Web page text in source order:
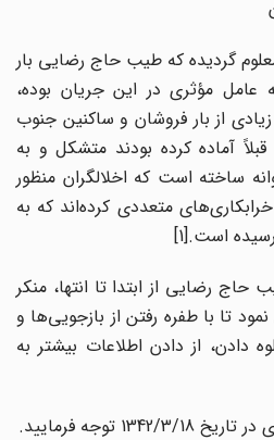
گردیده که طیب حاج رضایى بار
مؤثرى در این جریان بوده،
عده زیادى از بار فروشان و ساکنین جنوب
آماده کرده بودند متشکل و به
ساخته است که اخلالگران منظور
متعددى کرده‌اند که به
است.[1]
رضایى از ابتدا تا انتها، منکر
تا با طفره رفتن از بازجویى‌ها و
از دادن اطلاعات بیشتر به
فرمایید.